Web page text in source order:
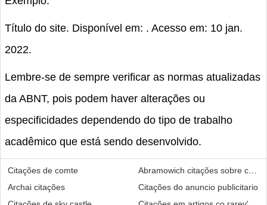
Título do site. Disponível em: . Acesso em: 10 jan.
2022.
Lembre-se de sempre verificar as normas atualizadas
da ABNT, pois podem haver alterações ou
especificidades dependendo do tipo de trabalho
acadêmico que está sendo desenvolvido.
Citações de comte
Archai citações
Abramowich citações sobre
Citações do anuncio publicitario